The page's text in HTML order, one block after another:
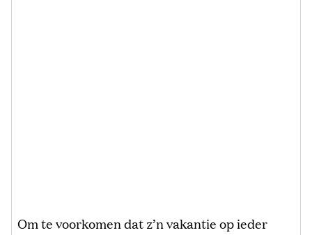
Om te voorkomen dat z’n vakantie op ieder